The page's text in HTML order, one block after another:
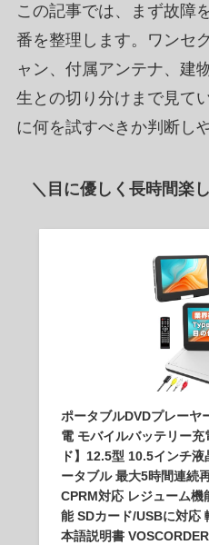
この記事では、まず故障
番を整理します。ワンセ
ャン、付属アンテナ、建
生との切り分けまで見て
に何を試すべきか判断し
＼目に優しく長時間楽
ポータブルDVDプレー
電 モバイルバッテリー
ド】12.5型 10.5インチ
ータブル 最大5時間連続
CPRM対応 レジューム
能 SDカード/USBに対応
本語説明書 VOSCORDER